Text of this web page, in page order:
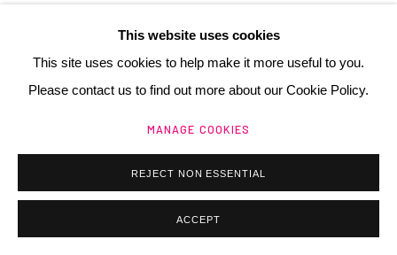
Manage cookies
@ 2025 GALERIE HENRI CHARTIER SITE BY ARTLOGIC
This website uses cookies
This site uses cookies to help make it more useful to you.
Please contact us to find out more about our Cookie Policy.
MANAGE COOKIES
REJECT NON ESSENTIAL
ACCEPT